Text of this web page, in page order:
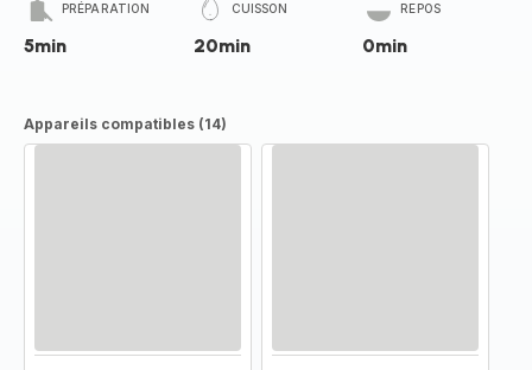
PRÉPARATION
5min
CUISSON
20min
REPOS
0min
Appareils compatibles (14)